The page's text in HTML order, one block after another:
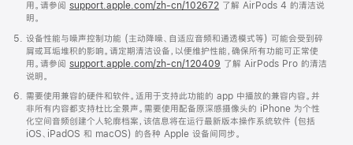
用。请参阅 support.apple.com/zh-cn/102672 了解 AirPods 4 的清洁说
明。
设备性能与噪声控制功能 (主动降噪、自适应音频和通透模式等) 可能会受到碎
屑或耳垢堆积的影响。请定期清洁设备，以便维护性能，确保所有功能可正常使
用。请参阅 support.apple.com/zh-cn/120409 了解 AirPods Pro 的清洁
说明。
需要使用兼容的硬件和软件。适用于支持此功能的 app 中播放的兼容内容。并
非所有内容都支持杜比全景声。需要使用配备原深感摄像头的 iPhone 为个性
化空间音频创建个人轮廓档案，该信息将在运行最新版本操作系统软件 (包括
iOS、iPadOS 和 macOS) 的各种 Apple 设备间同步。